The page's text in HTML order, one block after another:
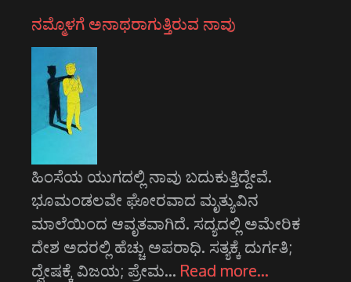
ನಮ್ಮೊಳಗೆ ಅನಾಥರಾಗುತ್ತಿರುವ ನಾವು
ಹಿಂಸೆಯ ಯುಗದಲ್ಲಿ ನಾವು ಬದುಕುತ್ತಿದ್ದೇವೆ.
ಭೂಮಂಡಲವೇ ಘೋರವಾದ ಮೃತ್ಯುವಿನ
ಮಾಲೆಯಿಂದ ಆವೃತವಾಗಿದೆ. ಸದ್ಯದಲ್ಲಿ ಅಮೇರಿಕ
ದೇಶ ಅದರಲ್ಲಿ ಹೆಚ್ಚು ಅಪರಾಧಿ. ಸತ್ಯಕ್ಕೆ ದುರ್ಗತಿ;
ದ್ವೇಷಕ್ಕೆ ವಿಜಯ; ಪ್ರೇಮ… Read more…